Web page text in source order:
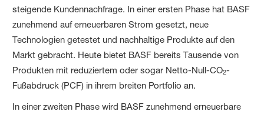
steigende Kundennachfrage. In einer ersten Phase hat BASF
zunehmend auf erneuerbaren Strom gesetzt, neue
Technologien getestet und nachhaltige Produkte auf den
Markt gebracht. Heute bietet BASF bereits Tausende von
Produkten mit reduziertem oder sogar Netto-Null-CO2-
Fußabdruck (PCF) in ihrem breiten Portfolio an.
In einer zweiten Phase wird BASF zunehmend erneuerbare